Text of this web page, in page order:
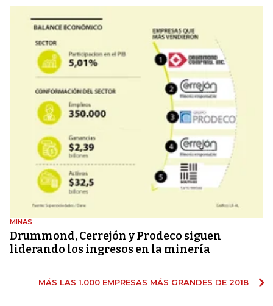
MINAS
Drummond, Cerrejón y Prodeco siguen
liderando los ingresos en la minería
MÁS LAS 1.000 EMPRESAS MÁS GRANDES DE 2018